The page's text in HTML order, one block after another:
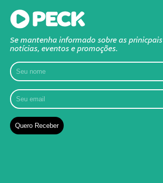
Se mantenha informado sobre as prinicpais
notícias, eventos e promoções.